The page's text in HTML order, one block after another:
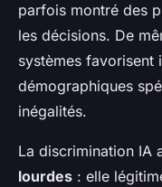
parfois montré des
les décisions. De
systèmes favorisent
démographiques
inégalités.
La discrimination IA
lourdes : elle